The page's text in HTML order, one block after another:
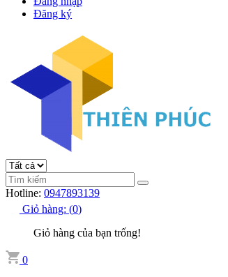
Đăng ký
Hotline: 0947893139
Giỏ hàng: (0)
Giỏ hàng của bạn trống!
0